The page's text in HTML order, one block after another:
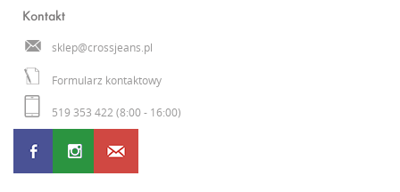
Kontakt
sklep@crossjeans.pl
Formularz kontaktowy
519 353 422 (8:00 - 16:00)